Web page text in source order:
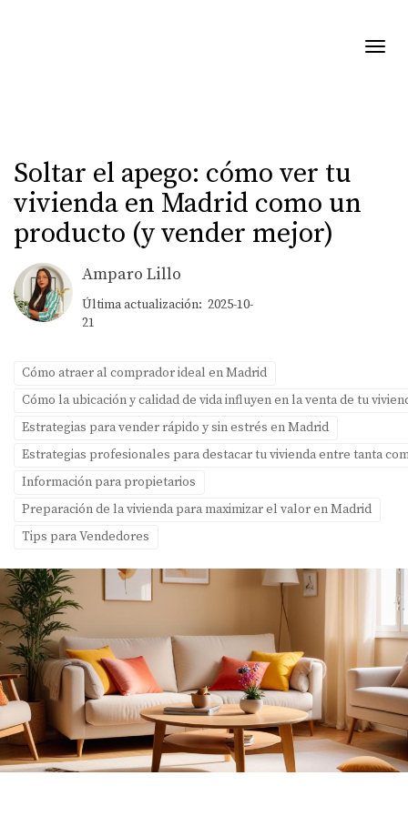
Soltar el apego: cómo ver tu
vivienda en Madrid como un
producto (y vender mejor)
Amparo Lillo
Última actualización: 2025-10-
21
Cómo atraer al comprador ideal en Madrid
Cómo la ubicación y calidad de vida influyen en la venta de tu
Estrategias para vender rápido y sin estrés en Madrid
Estrategias profesionales para destacar tu vivienda entre tanta
Información para propietarios
Preparación de la vivienda para maximizar el valor en Madrid
Tips para Vendedores